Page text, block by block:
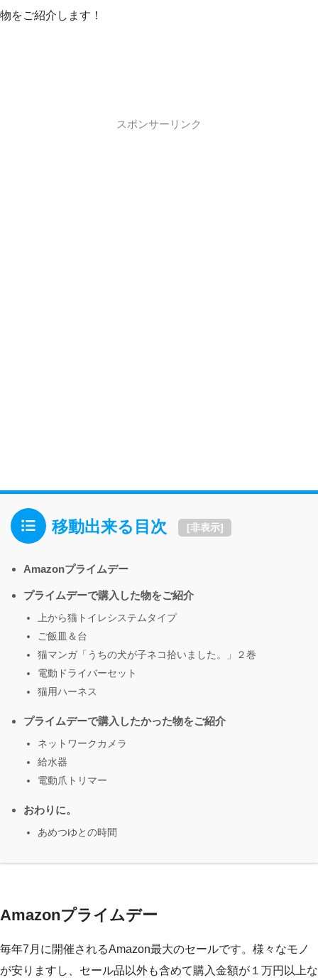
物をご紹介します！
スポンサーリンク
移動出来る目次 [非表示]
Amazonプライムデー
プライムデーで購入した物をご紹介
上から猫トイレシステムタイプ
ご飯皿＆台
猫マンガ「うちの犬が子ネコ拾いました。」２巻
電動ドライバーセット
猫用ハーネス
プライムデーで購入したかった物をご紹介
ネットワークカメラ
給水器
電動爪トリマー
おわりに。
あめつゆとの時間
Amazonプライムデー
毎年7月に開催されるAmazon最大のセールです。様々なモノ
が安りますし、セール品以外も含めて購入金額が１万円以上な